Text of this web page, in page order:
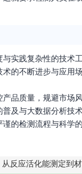
实践复杂性的技术
的不断进步与应用
品质量，规避市
及与大数据分析技
的检测流程与科学
从反应活化能测定到